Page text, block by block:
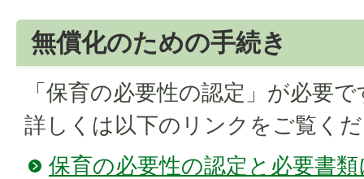
無償化のための手続き
「保育の必要性の認定」が必要で
詳しくは以下のリンクをご覧く
保育の必要性の認定と必要書